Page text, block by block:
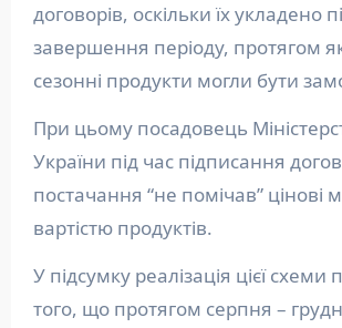
договорів, оскільки їх укладено
завершення періоду, протягом
сезонні продукти могли бути
При цьому посадовець
України під час підписання
постачання “не помічав” цінові
вартістю продуктів.
У підсумку реалізація цієї схеми
того, що протягом серпня –